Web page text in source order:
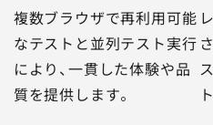
複数ブラウザで再利用可能
なテストと並列テスト実行
により、一貫した体験や品
質を提供します。